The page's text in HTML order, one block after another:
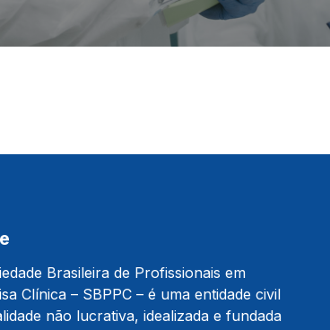
Brasileira de Profissionais em
Clínica – SBPPC – é uma entidade civil
não lucrativa, idealizada e fundada